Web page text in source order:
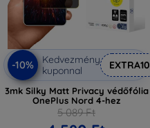
-10%
Kedvezmény
kuponnal
EXTRA10
3mk Silky Matt Privacy védőfólia
OnePlus Nord 4-hez
5 089 Ft